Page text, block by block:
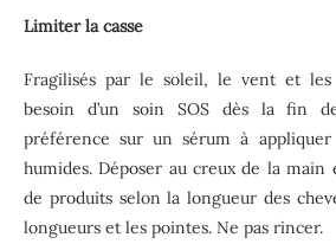
Limiter la casse
Fragilisés par le soleil, le vent et
besoin d’un soin SOS dès la fin
préférence sur un sérum à
humides. Déposer au creux de la
de produits selon la longueur des
longueurs et les pointes. Ne pas rincer.